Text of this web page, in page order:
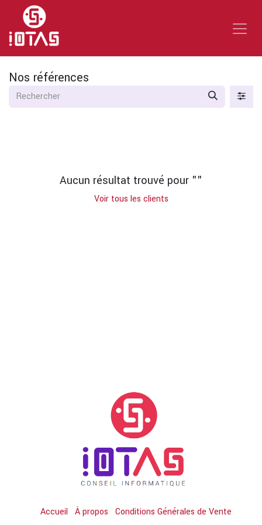
Se rendre au contenu
Nos références
Aucun résultat trouvé pour ""
Voir tous les clients
Accueil À propos Conditions Générales de Vente